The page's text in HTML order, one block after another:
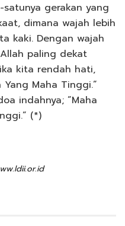
gerakan yang
dimana wajah lebih
kaki. Dengan wajah
paling dekat
kita rendah hati,
Maha Tinggi.”
indahnya; ”Maha
(*)